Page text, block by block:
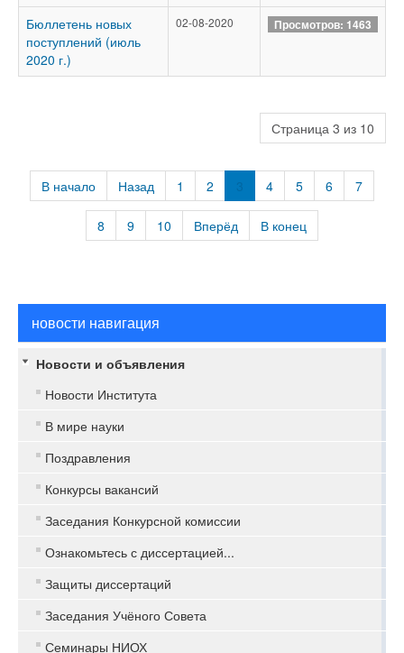
Бюллетень новых
поступлений (июль
2020 г.)
02-08-2020 Просмотров: 1463
Страница 3 из 10
В начало Назад 1 2 3 4 5 6 7
8 9 10 Вперёд В конец
новости навигация
Новости и объявления
Новости Института
В мире науки
Поздравления
Конкурсы вакансий
Заседания Конкурсной комиссии
Ознакомьтесь с диссертацией...
Защиты диссертаций
Заседания Учёного Совета
Семинары НИОХ